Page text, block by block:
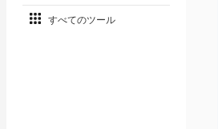
すべてのツール